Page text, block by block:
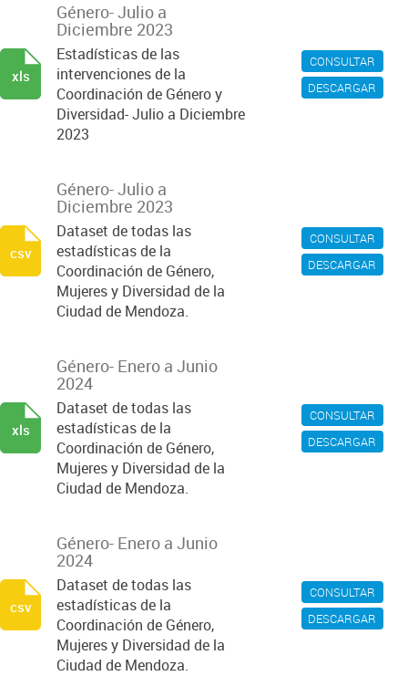
CONSULTAR
DESCARGAR
Género- Julio a
Diciembre 2023
Estadísticas de las
intervenciones de la
Coordinación de Género y
Diversidad- Julio a Diciembre
2023
xls
CONSULTAR
DESCARGAR
Género- Julio a
Diciembre 2023
Dataset de todas las
estadísticas de la
Coordinación de Género,
Mujeres y Diversidad de la
Ciudad de Mendoza.
csv
CONSULTAR
DESCARGAR
Género- Enero a Junio
2024
Dataset de todas las
estadísticas de la
Coordinación de Género,
Mujeres y Diversidad de la
Ciudad de Mendoza.
xls
CONSULTAR
DESCARGAR
Género- Enero a Junio
2024
Dataset de todas las
estadísticas de la
Coordinación de Género,
Mujeres y Diversidad de la
Ciudad de Mendoza.
csv